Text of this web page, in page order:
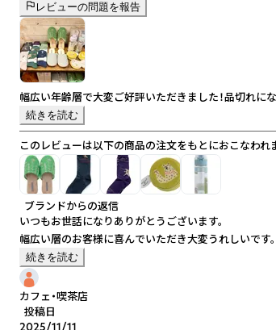
レビューの問題を報告
幅広い年齢層で大変ご好評いただきました！品切れに
続きを読む
このレビューは以下の商品の注文をもとにおこなわれ
ブランドからの返信
いつもお世話になりありがとうございます。
幅広い層のお客様に喜んでいただき大変うれしいです。
品切れでご迷惑をおかけしますが、適切な生産管理に努
今後ともどうぞよろしくお願いいたします。
続きを読む
カフェ・喫茶店
投稿日
2025/11/11